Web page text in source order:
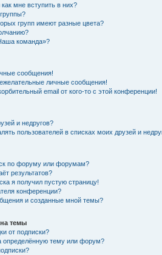
мне вступить в них?
групп имеют разные цвета?
команда»?
сообщения!
личные сообщения!
email от кого-то с этой конференции!
и недругов?
пользователей в списках моих друзей и
по форуму или форумам?
результатов?
я получил пустую страницу!
конференции?
и созданные мной темы?
темы
от подписки?
определённую тему или форум?